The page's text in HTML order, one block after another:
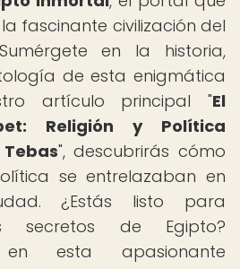
fascinante civilización del
en la historia,
de esta enigmática
artículo principal "El
Religión y Política
", descubrirás cómo
se entrelazaban en
¿Estás listo para
secretos de Egipto?
en esta apasionante